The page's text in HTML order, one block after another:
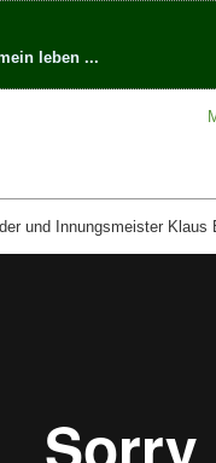
leben ...
und Innungsmeister Klaus